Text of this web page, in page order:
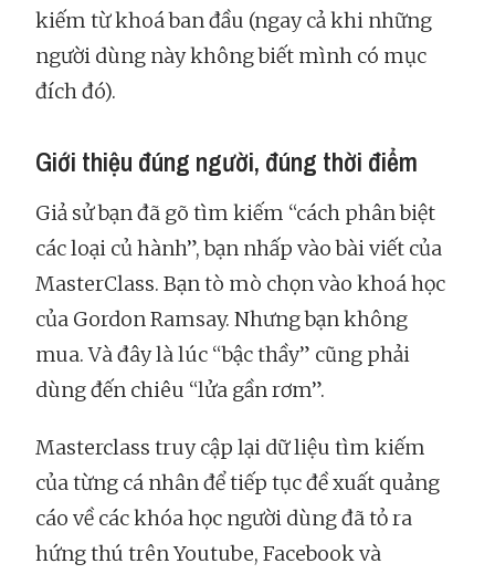
kiếm từ khoá ban đầu (ngay cả khi những
người dùng này không biết mình có mục
đích đó).
Giới thiệu đúng người, đúng thời điểm
Giả sử bạn đã gõ tìm kiếm “cách phân biệt
các loại củ hành”, bạn nhấp vào bài viết của
MasterClass. Bạn tò mò chọn vào khoá học
của Gordon Ramsay. Nhưng bạn không
mua. Và đây là lúc “bậc thầy” cũng phải
dùng đến chiêu “lửa gần rơm”.
Masterclass truy cập lại dữ liệu tìm kiếm
của từng cá nhân để tiếp tục đề xuất quảng
cáo về các khóa học người dùng đã tỏ ra
hứng thú trên Youtube, Facebook và